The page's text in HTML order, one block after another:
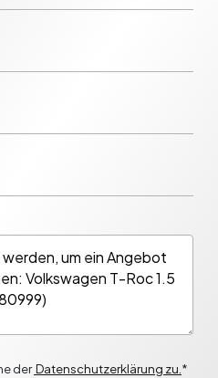
derDatenschutzerklärung zu.*